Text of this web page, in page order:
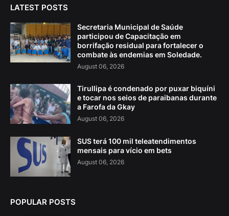
LATEST POSTS
Secretaria Municipal de Saúde
participou de Capacitação em
borrifação residual para fortalecer o
combate às endemias em Soledade.
August 06, 2026
Tirullipa é condenado por puxar biquíni
e tocar nos seios de paraibanas durante
a Farofa da Gkay
August 06, 2026
SUS terá 100 mil teleatendimentos
mensais para vício em bets
August 06, 2026
POPULAR POSTS